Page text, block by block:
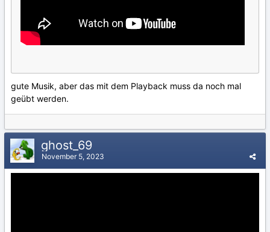
gute Musik, aber das mit dem Playback muss da noch mal
geübt werden.
ghost_69
November 5, 2023